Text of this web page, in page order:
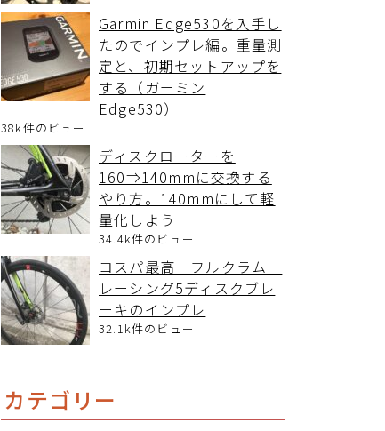
Garmin Edge530を入手し
たのでインプレ編。重量測
定と、初期セットアップを
する（ガーミン
Edge530）
38k件のビュー
ディスクローターを
160⇒140mmに交換する
やり方。140mmにして軽
量化しよう
34.4k件のビュー
コスパ最高 フルクラム
レーシング5ディスクブレ
ーキのインプレ
32.1k件のビュー
カテゴリー